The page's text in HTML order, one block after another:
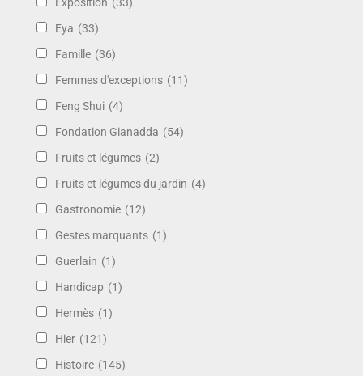
Eya (33)
Famille (36)
Femmes d'exceptions (11)
Feng Shui (4)
Fondation Gianadda (54)
Fruits et légumes (2)
Fruits et légumes du jardin (4)
Gastronomie (12)
Gestes marquants (1)
Guerlain (1)
Handicap (1)
Hermès (1)
Hier (121)
Histoire (145)